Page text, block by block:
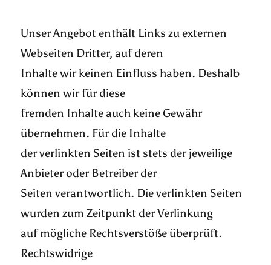
Unser Angebot enthält Links zu externen
Webseiten Dritter, auf deren
Inhalte wir keinen Einfluss haben. Deshalb
können wir für diese
fremden Inhalte auch keine Gewähr
übernehmen. Für die Inhalte
der verlinkten Seiten ist stets der jeweilige
Anbieter oder Betreiber der
Seiten verantwortlich. Die verlinkten Seiten
wurden zum Zeitpunkt der Verlinkung
auf mögliche Rechtsverstöße überprüft.
Rechtswidrige